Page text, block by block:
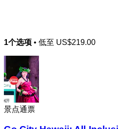
1个选项 • 低至 US$219.00
景点通票